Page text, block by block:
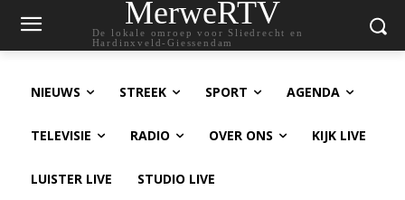
MerweRTV
De lokale omroep voor Sliedrecht en
Hardinxveld-Giessendam
NIEUWS STREEK SPORT AGENDA
TELEVISIE RADIO OVER ONS KIJK LIVE
LUISTER LIVE STUDIO LIVE